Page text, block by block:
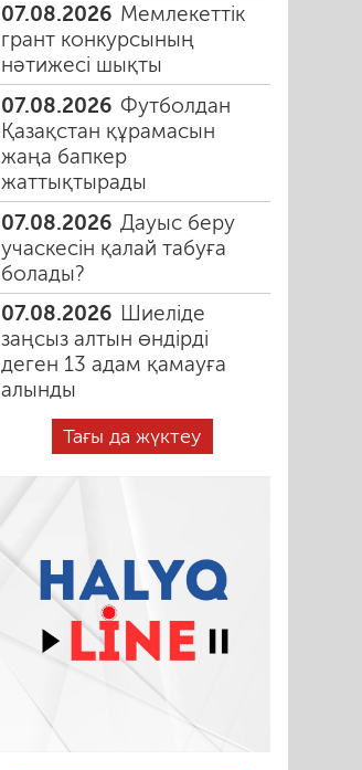
07.08.2026 Мемлекеттік
грант конкурсының
нәтижесі шықты
07.08.2026 Футболдан
Қазақстан құрамасын
жаңа бапкер
жаттықтырады
07.08.2026 Дауыс беру
учаскесін қалай табуға
болады?
07.08.2026 Шиеліде
заңсыз алтын өндірді
деген 13 адам қамауға
алынды
Тағы да жүктеу